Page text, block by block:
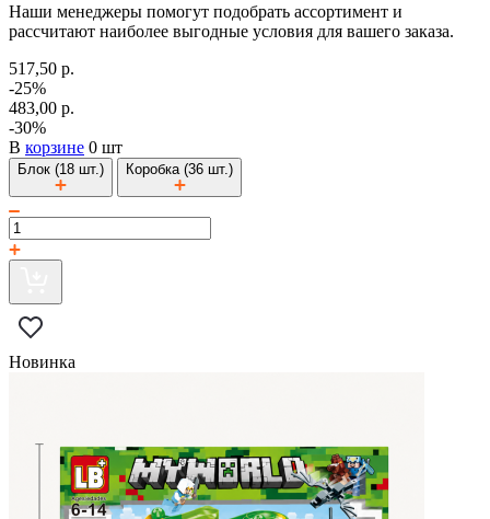
Наши менеджеры помогут подобрать ассортимент и
рассчитают наиболее выгодные условия для вашего заказа.
517,50 р.
-25%
483,00 р.
-30%
В корзине 0 шт
Блок (18 шт.) Коробка (36 шт.)
Новинка